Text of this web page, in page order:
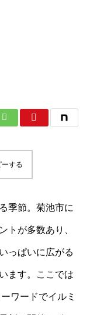
する
季節。菊池市に
トが多数あり、
っぱいに広がる
ます。ここでは
ワードでイルミ